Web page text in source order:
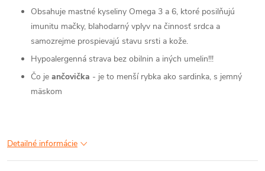
Obsahuje mastné kyseliny Omega 3 a 6, ktoré posilňujú
imunitu mačky, blahodarný vplyv na činnosť srdca a
samozrejme prospievajú stavu srsti a kože.
Hypoalergenná strava bez obilnin a iných umelin!!!
Čo je ančovička - je to menší rybka ako sardinka, s jemný
mäskom
Detailné informácie